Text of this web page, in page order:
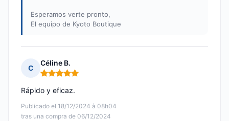
Esperamos verte pronto,
El equipo de Kyoto Boutique
C
Céline B.
Nota: 5 de 5
Publicado el 18/12/2024 à 08h04
tras una compra de 06/12/2024
Rápido y eficaz.